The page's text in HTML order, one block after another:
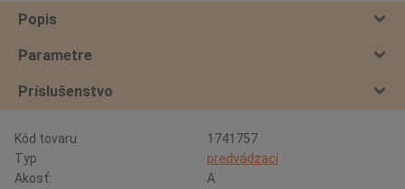
Popis
Parametre
Príslušenstvo
Kód tovaru
1741757
Typ
predvádzací
Akosť:
A